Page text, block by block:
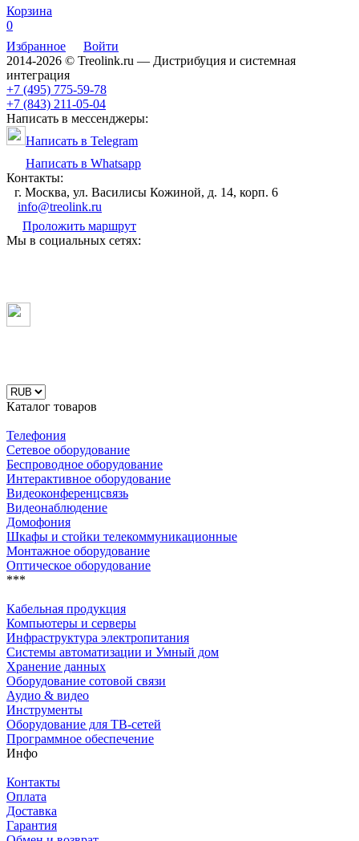
Корзина
0
Избранное
Войти
2014-2026 © Treolink.ru — Дистрибуция и системная
интеграция
+7 (495) 775-59-78
+7 (843) 211-05-04
Написать в мессенджеры:
Написать в Telegram
Написать в Whatsapp
Контакты:
г. Москва, ул. Василисы Кожиной, д. 14, корп. 6
info@treolink.ru
Проложить маршрут
Мы в социальных сетях:
Каталог товаров
Телефония
Сетевое оборудование
Беспроводное оборудование
Интерактивное оборудование
Видеоконференцсвязь
Видеонаблюдение
Домофония
Шкафы и стойки телекоммуникационные
Монтажное оборудование
Оптическое оборудование
***
Кабельная продукция
Компьютеры и серверы
Инфраструктура электропитания
Системы автоматизации и Умный дом
Хранение данных
Оборудование сотовой связи
Аудио & видео
Инструменты
Оборудование для ТВ-сетей
Программное обеспечение
Инфо
Контакты
Оплата
Доставка
Гарантия